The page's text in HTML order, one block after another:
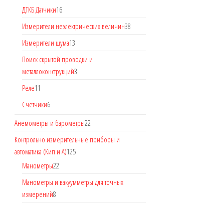
ДТКБ Датчики16
Измерители неэлектрических величин38
Измерители шума13
Поиск скрытой проводки и
металлоконструкций3
Реле11
Счетчики6
Анемометры и барометры22
Контрольно измерительные приборы и
автоматика (Кип и А)125
Манометры22
Манометры и вакуумметры для точных
измерений8